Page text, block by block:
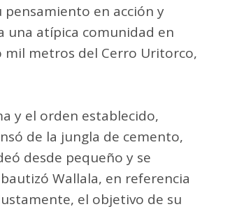
en acción y
una atípica comunidad en
mil metros del Cerro Uritorco,
y el orden establecido,
de la jungla de cemento,
desde pequeño y se
Wallala, en referencia
el objetivo de su